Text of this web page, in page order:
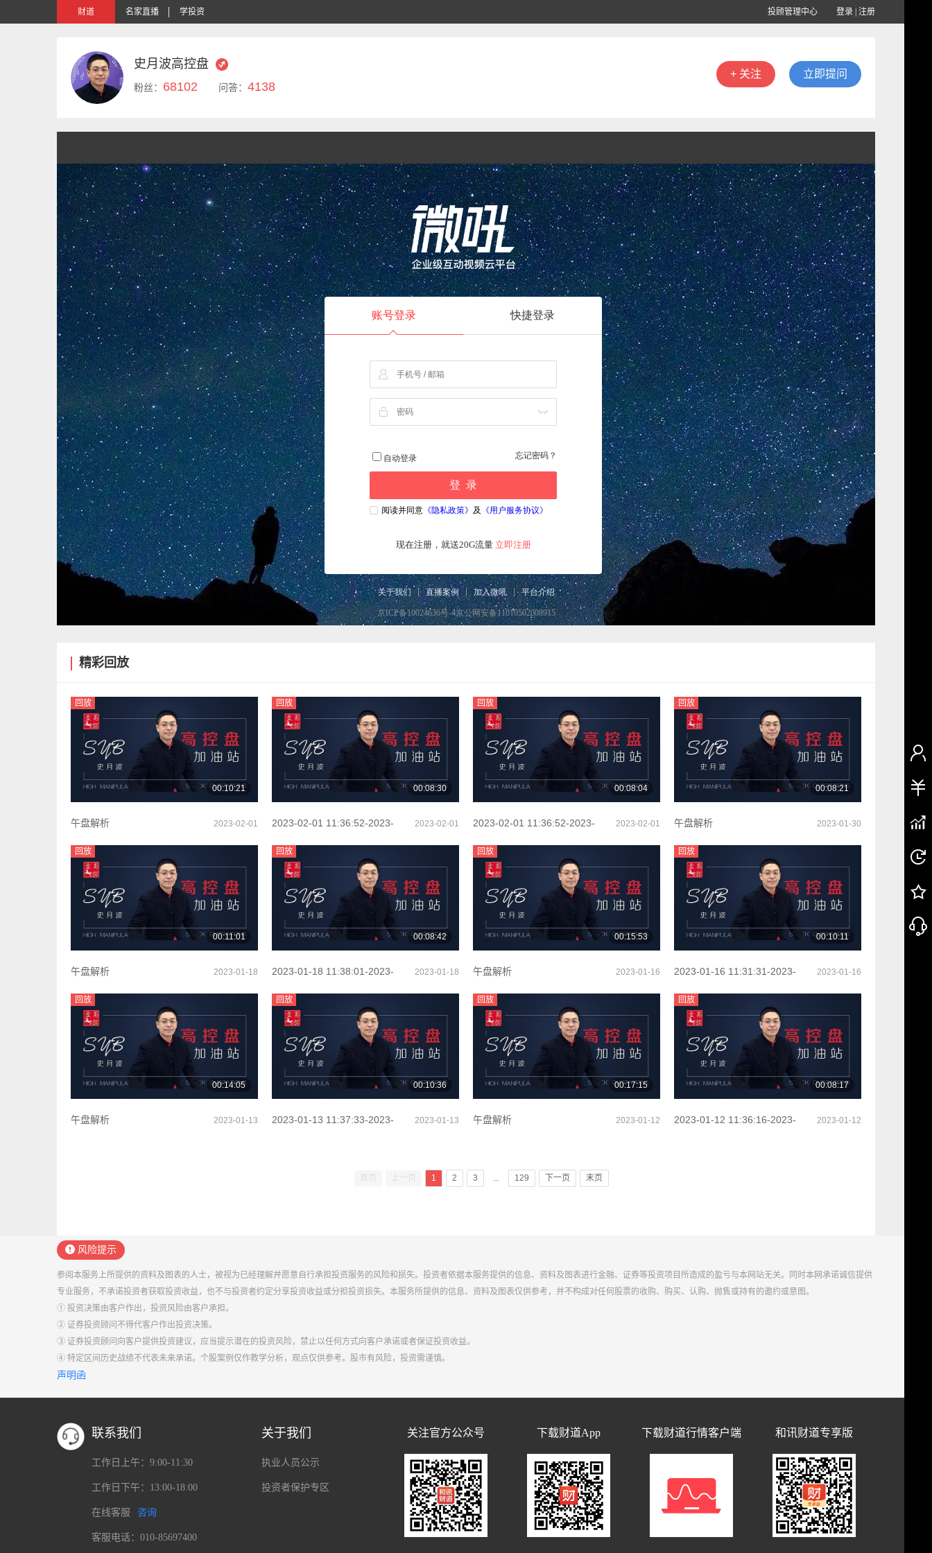
财道 名家直播 学投资 登录 注册
投顾管理中心
史月波高控盘
粉丝： 68102 问答： 4138
+ 关注 立即提问
精彩回放
回放
00:10:21
午盘解析 2023-02-01
回放
00:08:30
2023-02-01 11:36:52-2023-
2023-02-01
回放
00:08:04
2023-02-01 11:36:52-2023-
2023-02-01
回放
00:08:21
午盘解析 2023-01-30
回放
00:11:01
午盘解析 2023-01-18
回放
00:08:42
2023-01-18 11:38:01-2023-
2023-01-18
回放
00:15:53
午盘解析 2023-01-16
回放
00:10:11
2023-01-16 11:31:31-2023-
2023-01-16
回放
00:14:05
午盘解析 2023-01-13
回放
00:10:36
2023-01-13 11:37:33-2023-
2023-01-13
回放
00:17:15
午盘解析 2023-01-12
回放
00:08:17
2023-01-12 11:36:16-2023-
2023-01-12
首页 上一页 1 2 3 ... 129 下一页 末页
风险提示
参阅本服务上所提供的资料及图表的人士，被视为已经理解并愿意自行承担投资服务的风险和损失。投资者依据本服务提供的信息、资料及图表进行金融、证券等投资项目所造成的盈亏与本网站无关。同时本网承诺诚信提供
专业服务，不承诺投资者获取投资收益，也不与投资者约定分享投资收益或分担投资损失。本服务所提供的信息、资料及图表仅供参考，并不构成对任何股票的收购、购买、认购、抛售或持有的邀约或意图。
① 投资决策由客户作出，投资风险由客户承担。
② 证券投资顾问不得代客户作出投资决策。
③ 证券投资顾问向客户提供投资建议，应当提示潜在的投资风险，禁止以任何方式向客户承诺或者保证投资收益。
④ 特定区间历史战绩不代表未来承诺。个股案例仅作教学分析，观点仅供参考。股市有风险，投资需谨慎。
声明函
联系我们
工作日上午：9:00-11:30
工作日下午：13:00-18:00
在线客服 咨询
客服电话：010-85697400
和讯财道专享版
下载财道行情客户端
下载财道App
关注官方公众号
关于我们
执业人员公示
投资者保护专区